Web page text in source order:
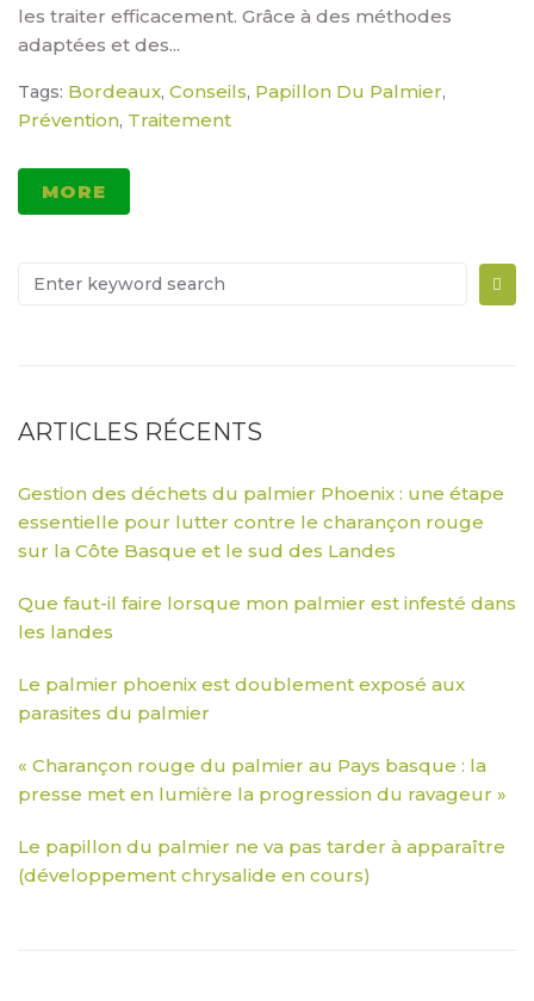
les traiter efficacement. Grâce à des méthodes
adaptées et des...
Tags: Bordeaux, Conseils, Papillon Du Palmier,
Prévention, Traitement
MORE
ARTICLES RÉCENTS
Gestion des déchets du palmier Phoenix : une étape
essentielle pour lutter contre le charançon rouge
sur la Côte Basque et le sud des Landes
Que faut-il faire lorsque mon palmier est infesté dans
les landes
Le palmier phoenix est doublement exposé aux
parasites du palmier
« Charançon rouge du palmier au Pays basque : la
presse met en lumière la progression du ravageur »
Le papillon du palmier ne va pas tarder à apparaître
(développement chrysalide en cours)